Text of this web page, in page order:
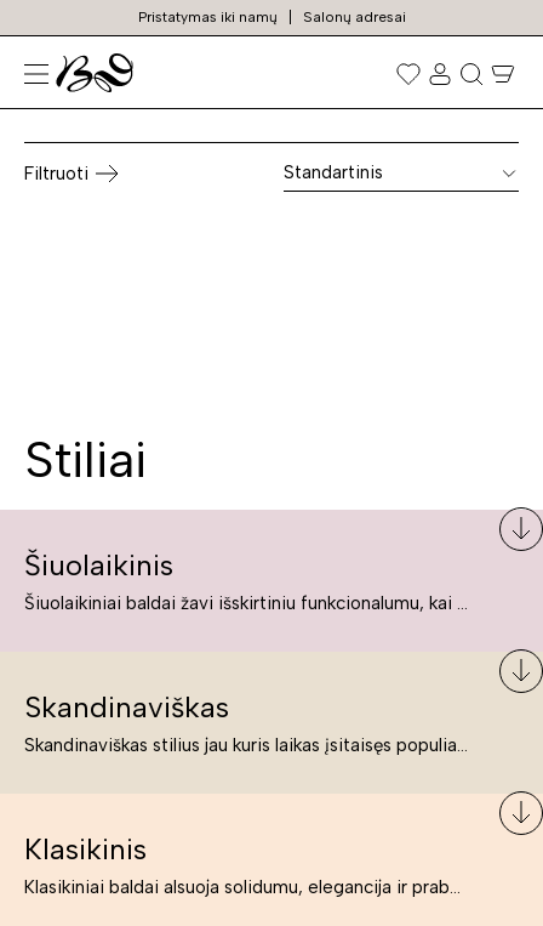
Pristatymas iki namų Salonų adresai
Prekių
paieška
Sofos transformeriai
Filtruoti Standartinis
Stiliai
Šiuolaikinis
Šiuolaikiniai baldai žavi išskirtiniu funkcionalumu, kai kurie jų pelnytai net pavadinami meno kūriniais, nes jie tikrai yra išskirtiniai, originalūs ir puikiai atliepiantys į šiuolaikinių žmonių poreikius bei gyvenimo būdo ypatumus.
Skandinaviškas
Skandinaviškas stilius jau kuris laikas įsitaisęs populiariausiųjų sąraše. Namai, butai labai dažnai įrengiami remiantis būtent šio stiliaus ypatumais. Dėl švelnių spalvų, praktiškumo ir estetikos jis masina tuos, kurie neabejingi šviesiem ar neutralių spalvų koloritui, paprastumui, funkcionalumui, natūralumui ir stilingai estetikai. Platų skandinaviškų baldų spektrą rasite „Deinavos baldų“ asortimente.
Klasikinis
Klasikiniai baldai alsuoja solidumu, elegancija ir prabanga. Paprastai jie būna masyvūs, kuria didybės įspūdį. Neabejotinai jie bus geriausias pasirinkimas estetiškam ir rafinuotam klasikiniam namų interjerui. Kartais klasikiniai baldai traktuojami kaip senoviniai, bet tai ne tiesa – klasika yra stilius, neišsemiama elegancija ir rafinuotumas.